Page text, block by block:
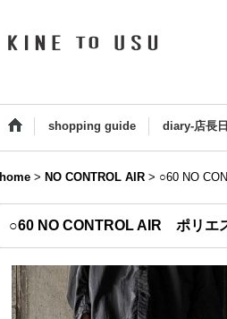
shopping guide diary-店長
home > NO CONTROL AIR > ○60 NO
○60 NO CONTROL AIR ポリエ